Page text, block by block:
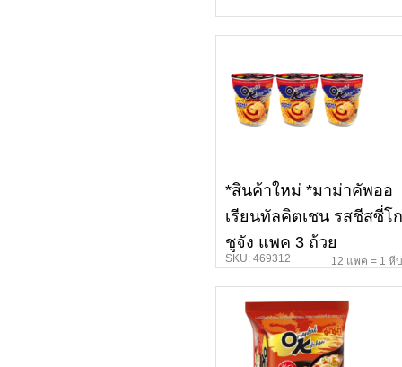
*สินค้าใหม่ *มาม่าคัพออ
เรียนทัลคิตเชน รสชีสซี่โก
ชูจัง แพค 3 ถ้วย
SKU: 469312 12 แพค = 1 หีบ